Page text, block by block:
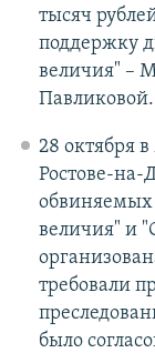
тысяч
поддержку
величия" –
Павликовой.
28 октября
Ростове-на-
обвиняемых
величия" и
требовали
было